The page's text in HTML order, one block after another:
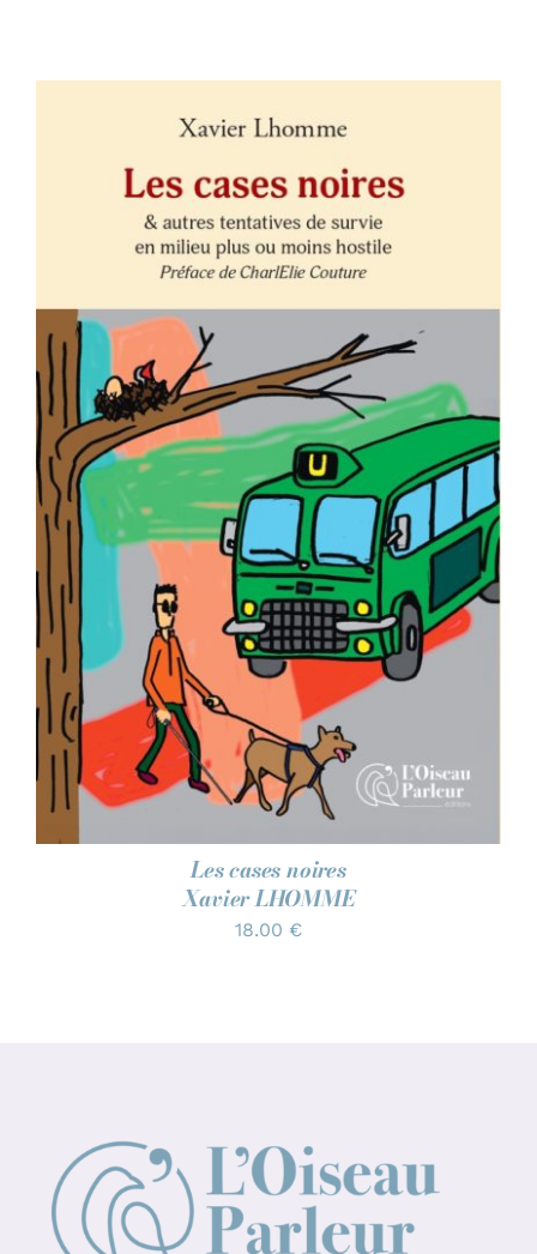
AJOUTER AU PANIER
/
DÉTAILS
Les cases noires
Xavier LHOMME
18.00 €